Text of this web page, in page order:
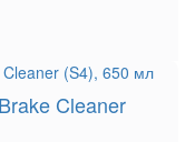
Cleaner